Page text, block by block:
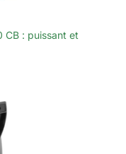
fabriquons. Soutenu par
et nous croyons en vous—
allez-y, abordez n'importe
projet avec confiance et
CB : puissant et